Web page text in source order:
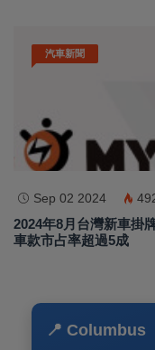
汽車新聞
Sep 02 2024
2024年8月台灣新車掛
車款市占率超過5成
📍 Columbus